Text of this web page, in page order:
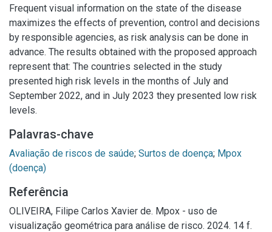
Frequent visual information on the state of the disease
maximizes the effects of prevention, control and decisions
by responsible agencies, as risk analysis can be done in
advance. The results obtained with the proposed approach
represent that: The countries selected in the study
presented high risk levels in the months of July and
September 2022, and in July 2023 they presented low risk
levels.
Palavras-chave
Avaliação de riscos de saúde; Surtos de doença; Mpox
(doença)
Referência
OLIVEIRA, Filipe Carlos Xavier de. Mpox - uso de
visualização geométrica para análise de risco. 2024. 14 f.